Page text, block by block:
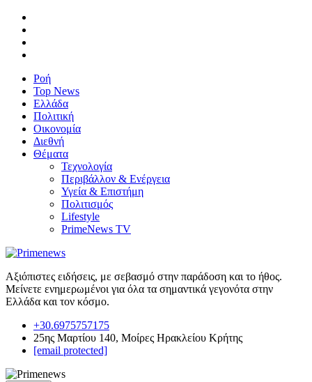
Ροή
Top News
Ελλάδα
Πολιτική
Οικονομία
Διεθνή
Θέματα
Τεχνολογία
Περιβάλλον & Ενέργεια
Υγεία & Επιστήμη
Πολιτισμός
Lifestyle
PrimeNews TV
Αξιόπιστες ειδήσεις, με σεβασμό στην παράδοση και το ήθος.
Μείνετε ενημερωμένοι για όλα τα σημαντικά γεγονότα στην
Ελλάδα και τον κόσμο.
+30.6975757175
25ης Μαρτίου 140, Μοίρες Ηρακλείου Κρήτης
[email protected]